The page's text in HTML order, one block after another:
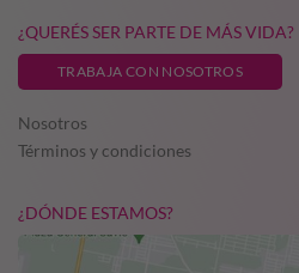
¿QUERÉS SER PARTE DE MÁS VIDA?
TRABAJA CON NOSOTROS
Nosotros
Términos y condiciones
¿DÓNDE ESTAMOS?